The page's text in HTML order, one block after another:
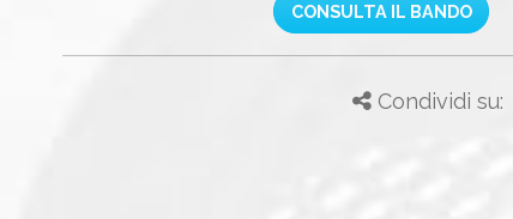
CONSULTA IL BANDO
Condividi su: